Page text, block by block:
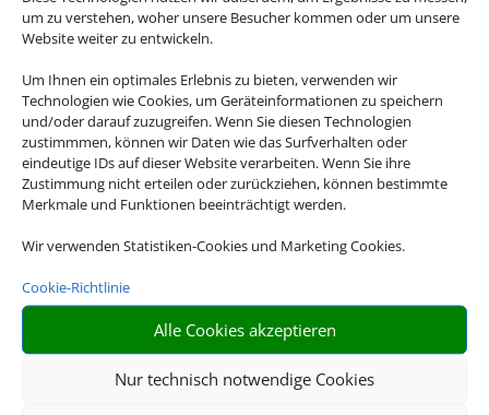
um zu verstehen, woher unsere Besucher kommen oder um unsere
Website weiter zu entwickeln.
Um Ihnen ein optimales Erlebnis zu bieten, verwenden wir
Technologien wie Cookies, um Geräteinformationen zu speichern
und/oder darauf zuzugreifen. Wenn Sie diesen Technologien
zustimmmen, können wir Daten wie das Surfverhalten oder
eindeutige IDs auf dieser Website verarbeiten. Wenn Sie ihre
Zustimmung nicht erteilen oder zurückziehen, können bestimmte
Merkmale und Funktionen beeinträchtigt werden.
Wir verwenden Statistiken-Cookies und Marketing Cookies.
Cookie-Richtlinie
Alle Cookies akzeptieren
Nur technisch notwendige Cookies
vorlesen.
Sichtbarer Fokus
Alle interaktiven Elemente auf unserer
Website – wie Links, Buttons oder
Formularfelder – zeigen klar sichtbar an,
So ermöglichen wir eine vollständige
Bedienung auch ohne Maus.
Sinnvolle Fokusreihenfolge bei